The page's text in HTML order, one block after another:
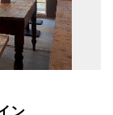
ン